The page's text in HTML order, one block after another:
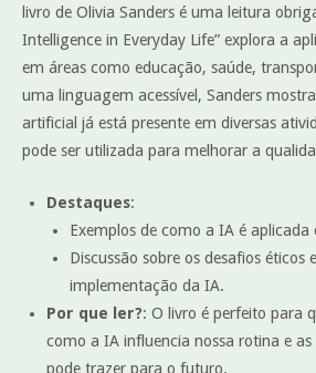
livro de Olivia Sanders é uma leitura
Intelligence in Everyday Life” explora a
em áreas como educação, saúde,
uma linguagem acessível, Sanders
artificial já está presente em diversas
pode ser utilizada para melhorar a
Destaques:
Exemplos de como a IA é aplicada
Discussão sobre os desafios éticos
implementação da IA.
Por que ler?: O livro é perfeito para
como a IA influencia nossa rotina e as
pode trazer para o futuro.